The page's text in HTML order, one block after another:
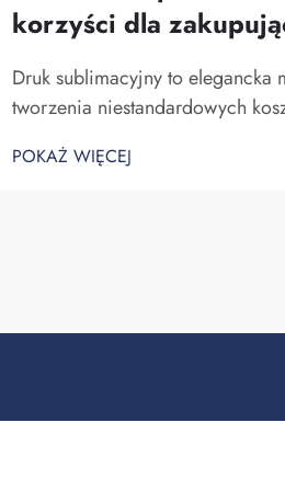
korzyści dla
Druk sublimacyjny to elegancka
tworzenia niestandardowych
koszulki, ponieważ mogą one
POKAŻ WIĘCEJ